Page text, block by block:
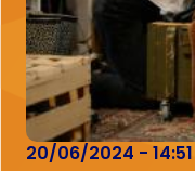
20/06/2024 - 14:51